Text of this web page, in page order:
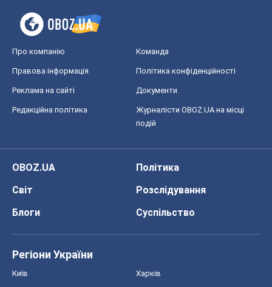
Про компанію Команда
Правова інформація Політика конфіденційності
Реклама на сайті Документи
Редакційна політика
Журналісти OBOZ.UA на місці
подій
OBOZ.UA
Політика
Світ
Розслідування
Блоги
Суспільство
Регіони України
Київ Харків